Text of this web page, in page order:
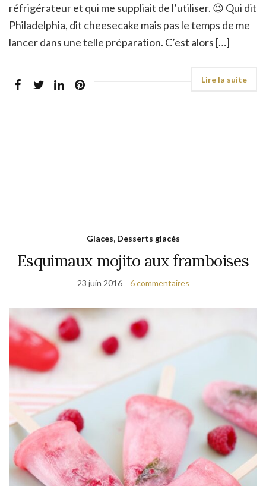
réfrigérateur et qui me suppliait de l’utiliser. 😉 Qui dit
Philadelphia, dit cheesecake mais pas le temps de me
lancer dans une telle préparation. C’est alors […]
Glaces, Desserts glacés
Esquimaux mojito aux framboises
23 juin 2016 6 commentaires